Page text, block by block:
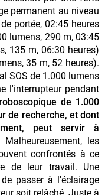
permanent au niveau
portée, 02:45 heures
lumens, 290 m, 03:45
135 m, 06:30 heures)
35 m, 52 heures).
SOS de 1.000 lumens
l'interrupteur pendant
de 1.000
de recherche, et dont
peut servir à
Malheureusement, les
confrontés à ce
de leur travail. Une
passer à l'éclairage